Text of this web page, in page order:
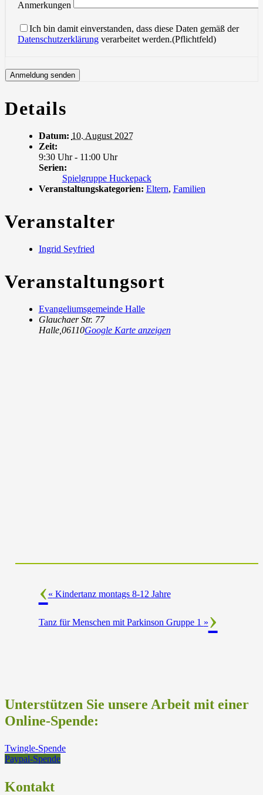
Anmerkungen
Ich bin damit einverstanden, dass diese Daten gemäß der
Datenschutzerklärung verarbeitet werden.(Pflichtfeld)
Details
Datum: 10. August 2027
Zeit:
9:30 Uhr - 11:00 Uhr
Serien:
Spielgruppe Huckepack
Veranstaltungskategorien: Eltern, Familien
Veranstalter
Ingrid Seyfried
Veranstaltungsort
Evangeliumsgemeinde Halle
Glauchaer Str. 77
Halle, 06110Google Karte anzeigen
« Kindertanz montags 8-12 Jahre
Tanz für Menschen mit Parkinson Gruppe 1 »
Unterstützen Sie unsere Arbeit mit einer
Online-Spende:
Twingle-Spende
Paypal-Spende
Kontakt